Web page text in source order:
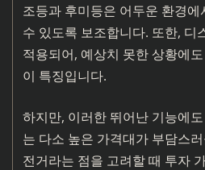
조등과 후미등은 어두운 환경
수 있도록 보조합니다. 또한, 디
적용되어, 예상치 못한 상황에
이 특징입니다.
하지만, 이러한 뛰어난 기능에
는 다소 높은 가격대가 부담스
전거라는 점을 고려할 때 투자